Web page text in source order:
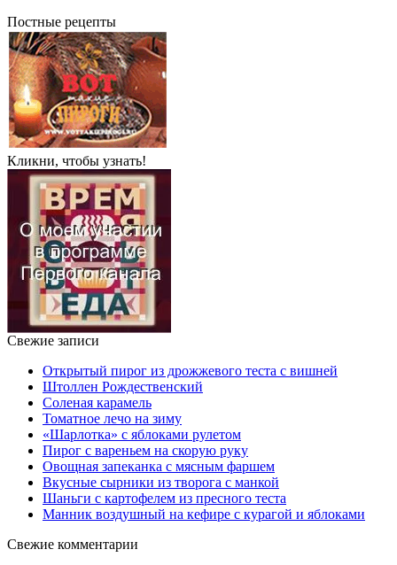
Постные рецепты
Кликни, чтобы узнать!
Свежие записи
Открытый пирог из дрожжевого теста с вишней
Штоллен Рождественский
Соленая карамель
Томатное лечо на зиму
«Шарлотка» с яблоками рулетом
Пирог с вареньем на скорую руку
Овощная запеканка с мясным фаршем
Вкусные сырники из творога с манкой
Шаньги с картофелем из пресного теста
Манник воздушный на кефире с курагой и яблоками
Свежие комментарии